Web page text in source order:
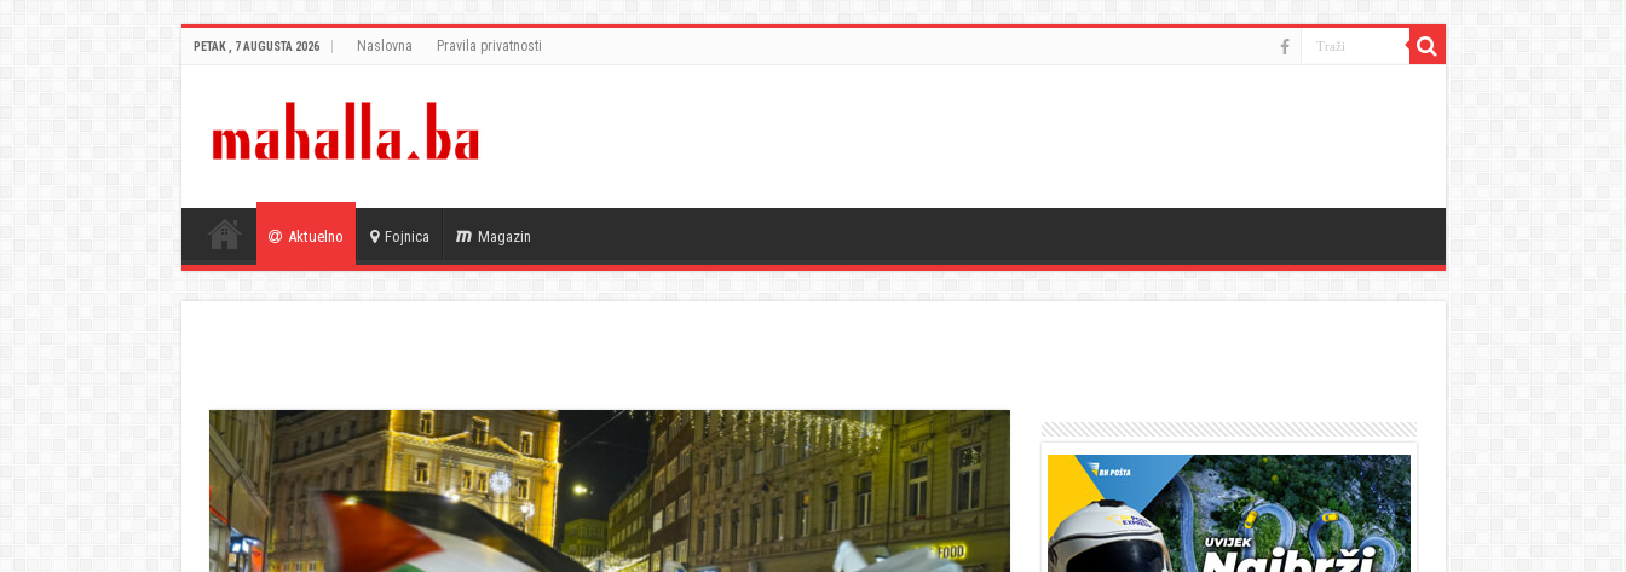
PETAK , 7 AUGUSTA 2026 Naslovna Pravila privatnosti
Aktuelno Fojnica Magazin